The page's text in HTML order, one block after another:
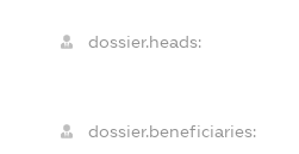
dossier.heads:
dossier.beneficiaries: